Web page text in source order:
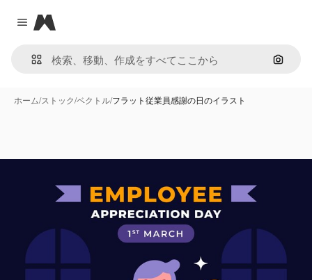
Close menu
Magnific
画像で
ホーム/ストック/ベクトル/フラット従業員感謝の日のイラスト